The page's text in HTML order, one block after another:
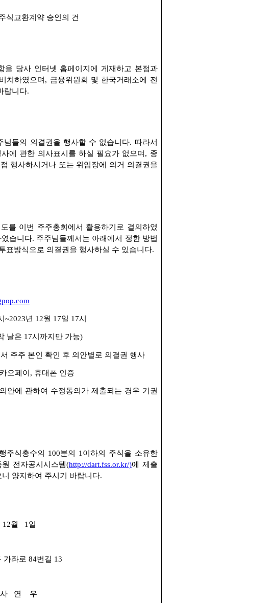
식교환계약 승인의 건
을 당사 인터넷 홈페이지에 게재하고 본점과
치하였으며 , 금융위원회 및 한국거래소에 전
랍니다.
님들의 의결권을 행사할 수 없습니다. 따라서
에 관한 의사표시를 하실 필요가 없으며 , 종
행사하시거나 또는 위임장에 의거 의결권을
를 이번 주주총회에서 활용하기로 결의하였
습니다. 주주님들께서는 아래에서 정한 방법
표방식으로 의결권을 행사하실 수 있습니다.
~2023년 12월 17일 17시
날은 17시까지만 가능)
주주 본인 확인 후 의안별로 의결권 행사
오페이 , 휴대폰 인증
안에 관하여 수정동의가 제출되는 경우 기권
주식총수의 100분의 1이하의 주식을 소유한
전자공시시스템(http://dart.fss.or.kr/)에 제출
양지하여 주시기 바랍니다.
12월 1일
가좌로 84번길 13
연 우